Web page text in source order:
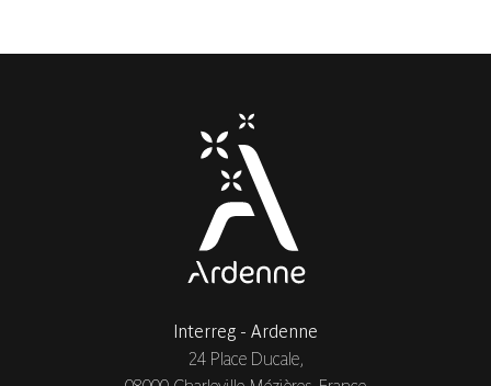
Interreg - Ardenne
24 Place Ducale,